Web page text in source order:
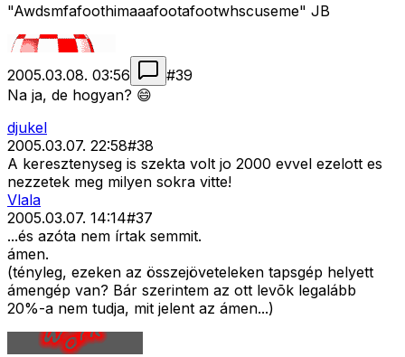
"Awdsmfafoothimaaafootafootwhscuseme" JB
2005.03.08. 03:56 #39
Na ja, de hogyan? 😄
djukel
2005.03.07. 22:58#38
A keresztenyseg is szekta volt jo 2000 evvel ezelott es
nezzetek meg milyen sokra vitte!
Vlala
2005.03.07. 14:14#37
...és azóta nem írtak semmit.
ámen.
(tényleg, ezeken az összejöveteleken tapsgép helyett
ámengép van? Bár szerintem az ott levõk legalább
20%-a nem tudja, mit jelent az ámen...)